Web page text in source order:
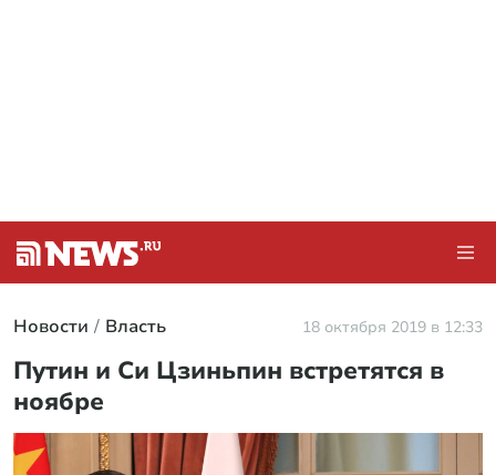
Новости Власть 18 октября 2019 в 12:33
Путин и Си Цзиньпин встретятся в
ноябре